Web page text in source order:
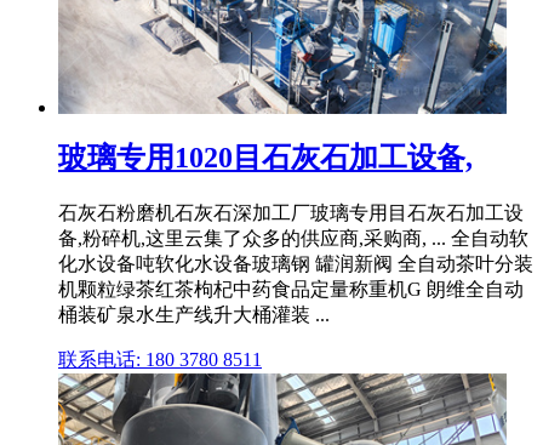
玻璃专用1020目石灰石加工设备,
石灰石粉磨机石灰石深加工厂玻璃专用目石灰石加工设
备,粉碎机,这里云集了众多的供应商,采购商, ... 全自动软
化水设备吨软化水设备玻璃钢 罐润新阀 全自动茶叶分装
机颗粒绿茶红茶枸杞中药食品定量称重机G 朗维全自动
桶装矿泉水生产线升大桶灌装 ...
联系电话: 180 3780 8511